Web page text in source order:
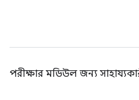
পরীক্ষার মডিউল জন্য